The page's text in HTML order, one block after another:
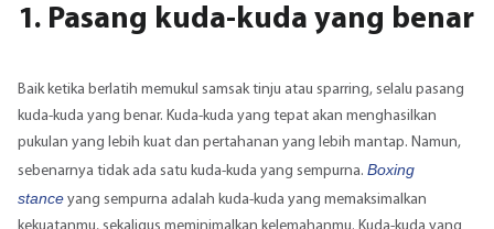
1. Pasang kuda-kuda yang benar
Baik ketika berlatih memukul samsak tinju atau sparring, selalu pasang
kuda-kuda yang benar. Kuda-kuda yang tepat akan menghasilkan
pukulan yang lebih kuat dan pertahanan yang lebih mantap. Namun,
sebenarnya tidak ada satu kuda-kuda yang sempurna. Boxing
stance yang sempurna adalah kuda-kuda yang memaksimalkan